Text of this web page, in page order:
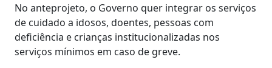
No anteprojeto, o Governo quer integrar os serviços
de cuidado a idosos, doentes, pessoas com
deficiência e crianças institucionalizadas nos
serviços mínimos em caso de greve.